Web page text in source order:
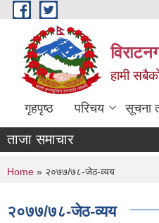
Skip to main content
हामी
गृहपृष्ठ परिचय सूचना
ताजा समाचार
You are here
Home » २०७७/७८-जेठ-व्यय
२०७७/७८-जेठ-व्यय